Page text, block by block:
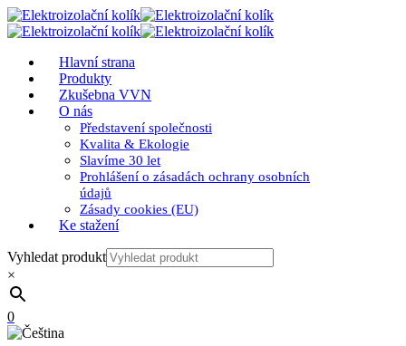
Hlavní strana
Produkty
Zkušebna VVN
O nás
Představení společnosti
Kvalita & Ekologie
Slavíme 30 let
Prohlášení o zásadách ochrany osobních
údajů
Zásady cookies (EU)
Ke stažení
Vyhledat produkt
×
0